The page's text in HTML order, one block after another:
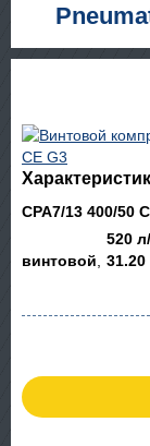
CPA7/13 400/50
винтовой
520